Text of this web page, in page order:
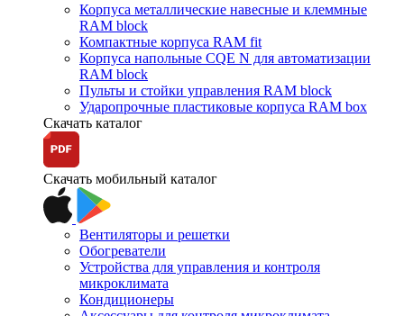
Корпуса металлические навесные и клеммные
RAM block
Компактные корпуса RAM fit
Корпуса напольные CQE N для автоматизации
RAM block
Пульты и стойки управления RAM block
Ударопрочные пластиковые корпуса RAM box
Скачать каталог
Скачать мобильный каталог
Вентиляторы и решетки
Обогреватели
Устройства для управления и контроля
микроклимата
Кондиционеры